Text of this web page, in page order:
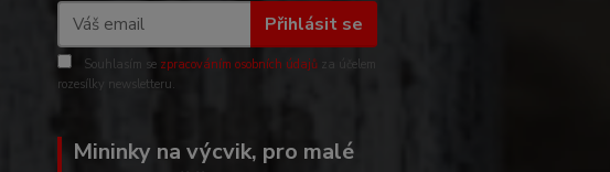
Přihlásit se
Souhlasím se zpracováním osobních údajů za účelem
rozesílky newsletteru.
Mininky na výcvik, pro malé